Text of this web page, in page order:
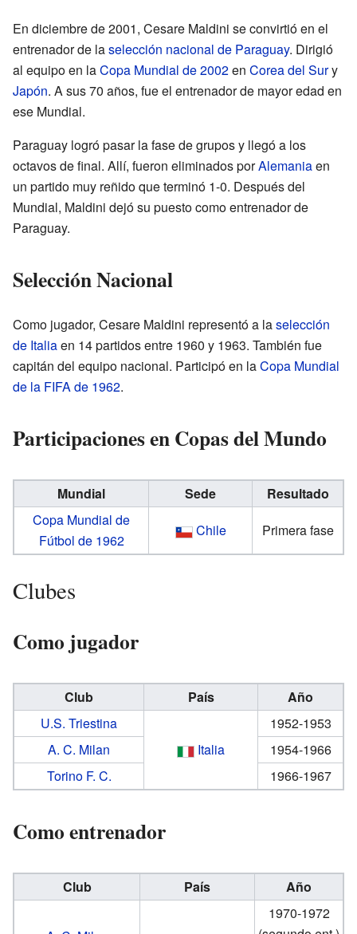
En diciembre de 2001, Cesare Maldini se convirtió en el
entrenador de laselección nacional de Paraguay. Dirigió
al equipo en laCopa Mundial de 2002en Corea del Sury
Japón. A sus 70 años, fue el entrenador de mayor edad en
ese Mundial.
Paraguay logró pasar la fase de grupos y llegó a los
octavos de final. Allí, fueron eliminados porAlemaniaen
un partido muy reñido que terminó 1-0. Después del
Mundial, Maldini dejó su puesto como entrenador de
Paraguay.
Selección Nacional
Como jugador, Cesare Maldini representó a laselección
de Italiaen 14 partidos entre 1960 y 1963. También fue
capitán del equipo nacional. Participó en laCopa Mundial
de la FIFA de 1962.
Participaciones en Copas del Mundo
Mundial Sede
Resultado
Copa Mundial de
Fútbol de 1962
Chile Primera fase
Clubes
Como jugador
Club País
Año
U.S. Triestina
Italia
1952-1953
A. C. Milan
1954-1966
Torino F. C.
1966-1967
Como entrenador
Club País Año
1970-1972